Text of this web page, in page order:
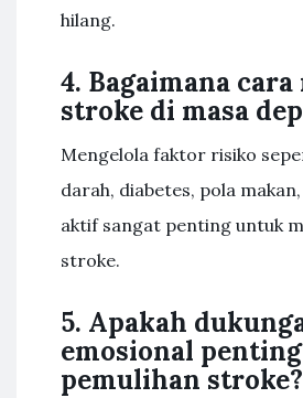
hilang.
4. Bagaimana
stroke di masa
Mengelola faktor risiko
darah, diabetes, pola
aktif sangat penting untuk
stroke.
5. Apakah
emosional
pemulihan stroke?